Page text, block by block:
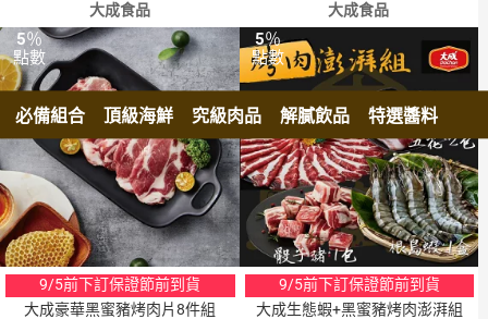
必備組合 頂級海鮮 究級肉品 解膩飲品 特選醬料
大成食品
5％
點數
9/5前下訂保證節前到貨
大成豪華黑蜜豬烤肉片8件組
大成食品
5％
點數
9/5前下訂保證節前到貨
大成生態蝦+黑蜜豬烤肉澎湃組